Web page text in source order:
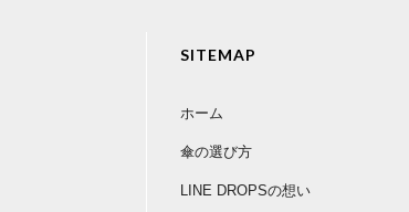
SITEMAP
ホーム
傘の選び方
LINE DROPSの想い